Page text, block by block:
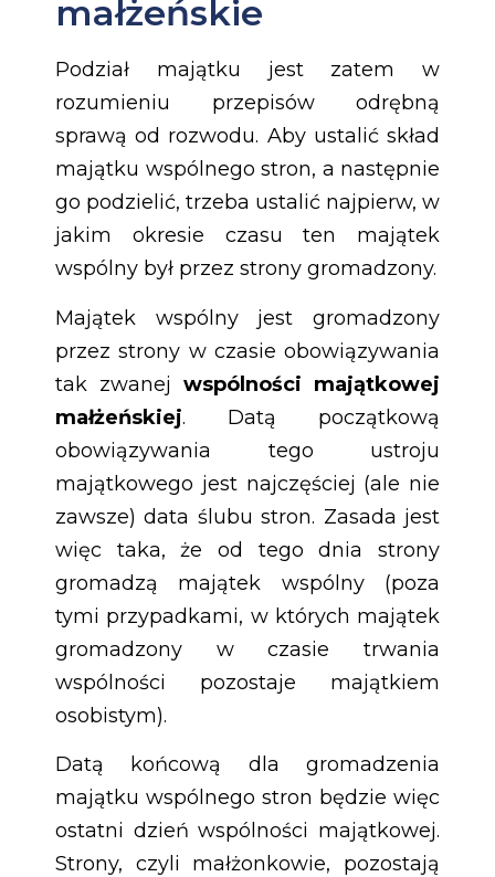
małżeńskie
Podział majątku jest zatem w
rozumieniu przepisów odrębną
sprawą od rozwodu. Aby ustalić skład
majątku wspólnego stron, a następnie
go podzielić, trzeba ustalić najpierw, w
jakim okresie czasu ten majątek
wspólny był przez strony gromadzony.
Majątek wspólny jest gromadzony
przez strony w czasie obowiązywania
tak zwanej wspólności majątkowej
małżeńskiej. Datą początkową
obowiązywania tego ustroju
majątkowego jest najczęściej (ale nie
zawsze) data ślubu stron. Zasada jest
więc taka, że od tego dnia strony
gromadzą majątek wspólny (poza
tymi przypadkami, w których majątek
gromadzony w czasie trwania
wspólności pozostaje majątkiem
osobistym).
Datą końcową dla gromadzenia
majątku wspólnego stron będzie więc
ostatni dzień wspólności majątkowej.
Strony, czyli małżonkowie, pozostają